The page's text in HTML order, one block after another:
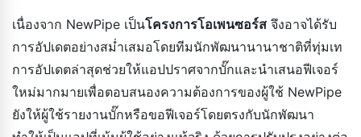
เนื่องจาก NewPipe เป็นโครงการโอเพนซอร์ส จึงอาจได้รับ
การอัปเดตอย่างสม่ำเสมอโดยทีมนักพัฒนานานาชาติที่ทุ่มเท
การอัปเดตล่าสุดช่วยให้แอปปราศจากบั๊กและนำเสนอฟีเจอร์
ใหม่มากมายเพื่อตอบสนองความต้องการของผู้ใช้ NewPipe
ยังให้ผู้ใช้รายงานบั๊กหรือขอฟีเจอร์โดยตรงกับนักพัฒนา